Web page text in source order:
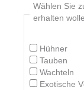
Wählen Sie
erhalten
Hühner
Tauben
Wachteln
Exotische